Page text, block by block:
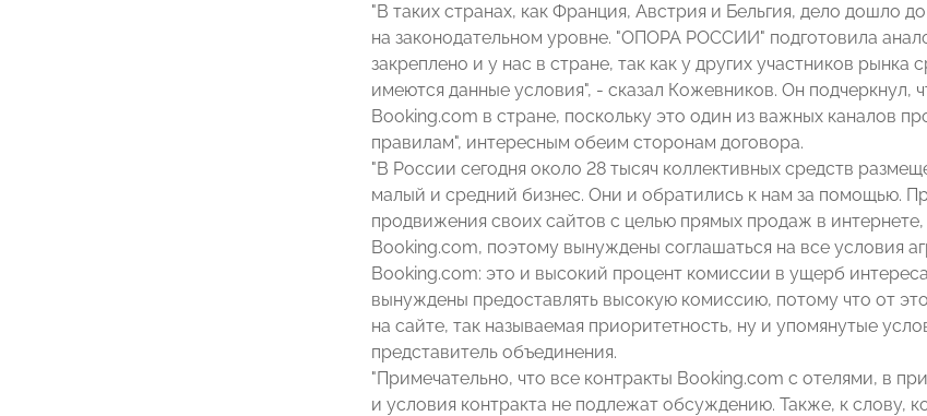
"В таких странах, как Франция, Австрия и Бельгия, дело дошло
на законодательном уровне. "ОПОРА РОССИИ" подготовила
закреплено и у нас в стране, так как у других участников
имеются данные условия", - сказал Кожевников. Он
Booking.com в стране, поскольку это один из важных каналов
правилам", интересным обеим сторонам договора.
"В России сегодня около 28 тысяч коллективных средств
малый и средний бизнес. Они и обратились к нам за помощью.
продвижения своих сайтов с целью прямых продаж в
Booking.com, поэтому вынуждены соглашаться на все условия
Booking.com: это и высокий процент комиссии в ущерб
вынуждены предоставлять высокую комиссию, потому что от
на сайте, так называемая приоритетность, ну и упомянутые
представитель объединения.
"Примечательно, что все контракты Booking.com с отелями, в
и условия контракта не подлежат обсуждению. Также, к слову,